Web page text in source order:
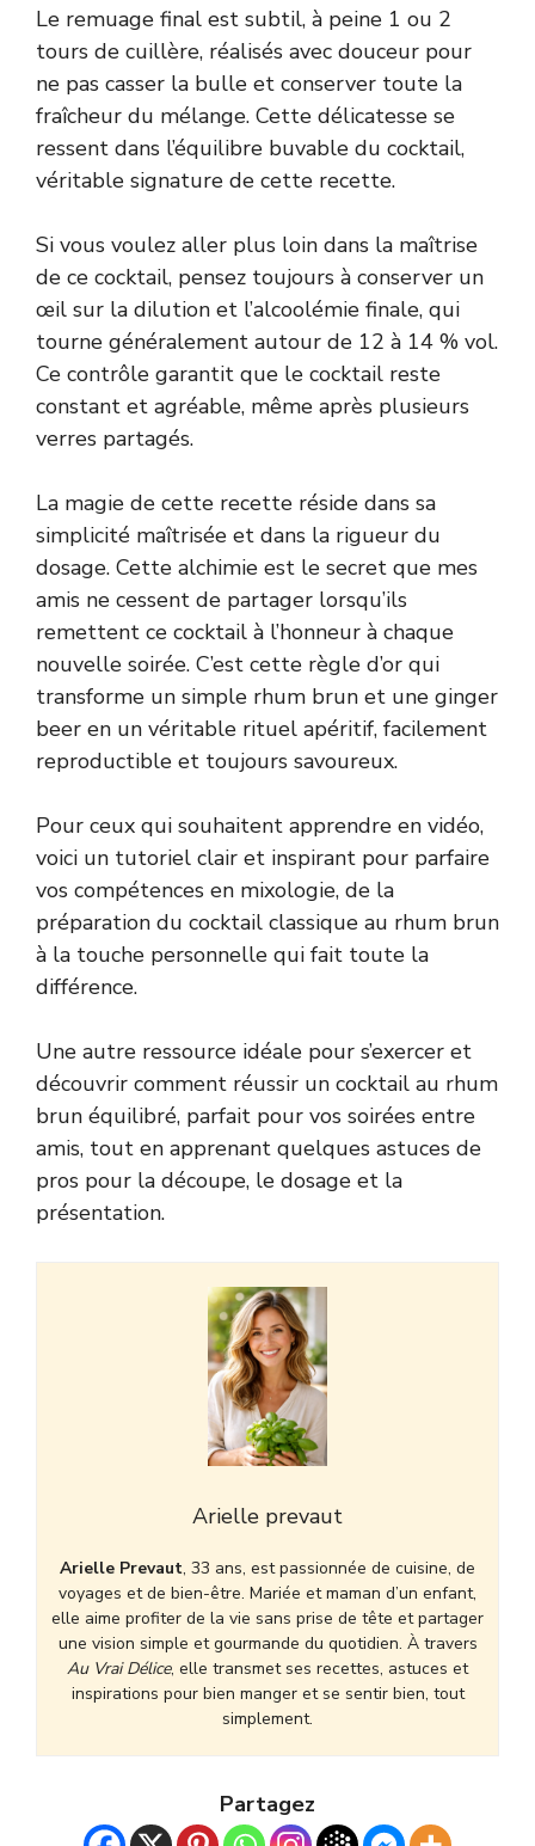
Le remuage final est subtil, à peine 1 ou 2
tours de cuillère, réalisés avec douceur pour
ne pas casser la bulle et conserver toute la
fraîcheur du mélange. Cette délicatesse se
ressent dans l’équilibre buvable du cocktail,
véritable signature de cette recette.
Si vous voulez aller plus loin dans la maîtrise
de ce cocktail, pensez toujours à conserver un
œil sur la dilution et l’alcoolémie finale, qui
tourne généralement autour de 12 à 14 % vol.
Ce contrôle garantit que le cocktail reste
constant et agréable, même après plusieurs
verres partagés.
La magie de cette recette réside dans sa
simplicité maîtrisée et dans la rigueur du
dosage. Cette alchimie est le secret que mes
amis ne cessent de partager lorsqu’ils
remettent ce cocktail à l’honneur à chaque
nouvelle soirée. C’est cette règle d’or qui
transforme un simple rhum brun et une ginger
beer en un véritable rituel apéritif, facilement
reproductible et toujours savoureux.
Pour ceux qui souhaitent apprendre en vidéo,
voici un tutoriel clair et inspirant pour parfaire
vos compétences en mixologie, de la
préparation du cocktail classique au rhum brun
à la touche personnelle qui fait toute la
différence.
Une autre ressource idéale pour s’exercer et
découvrir comment réussir un cocktail au rhum
brun équilibré, parfait pour vos soirées entre
amis, tout en apprenant quelques astuces de
pros pour la découpe, le dosage et la
présentation.
Arielle prevaut
Arielle Prevaut, 33 ans, est passionnée de cuisine, de
voyages et de bien-être. Mariée et maman d’un enfant,
elle aime profiter de la vie sans prise de tête et partager
une vision simple et gourmande du quotidien. À travers
Au Vrai Délice, elle transmet ses recettes, astuces et
inspirations pour bien manger et se sentir bien, tout
simplement.
Partagez